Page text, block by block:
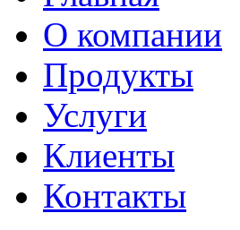
О компании
Продукты
Услуги
Клиенты
Контакты